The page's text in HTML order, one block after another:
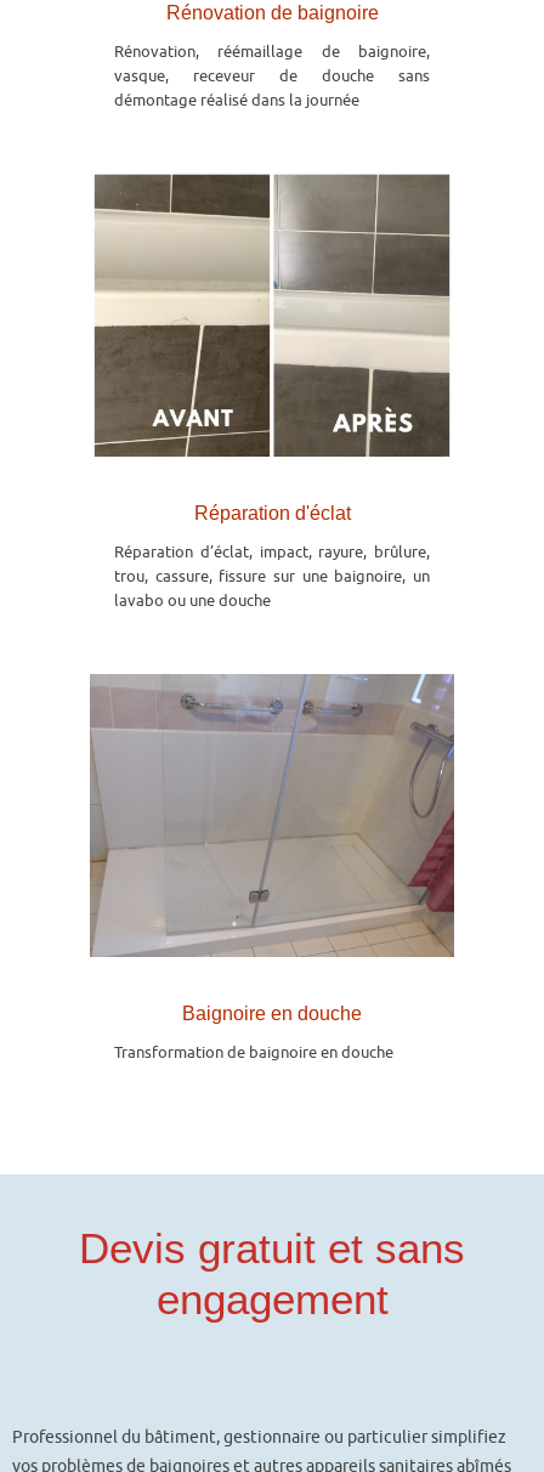
Rénovation de baignoire
Rénovation, réémaillage de baignoire,
vasque, receveur de douche sans
démontage réalisé dans la journée
Réparation d'éclat
Réparation d’éclat, impact, rayure, brûlure,
trou, cassure, fissure sur une baignoire, un
lavabo ou une douche
Baignoire en douche
Transformation de baignoire en douche
Devis gratuit et sans
engagement
Professionnel du bâtiment, gestionnaire ou particulier simplifiez
vos problèmes de baignoires et autres appareils sanitaires abîmés